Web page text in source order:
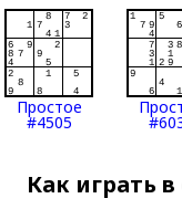
Простое
#4505
Как играть